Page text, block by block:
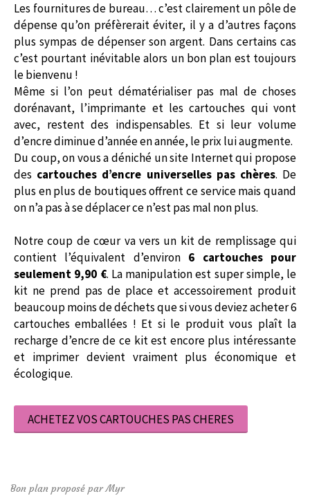
Les fournitures de bureau… c’est clairement un pôle de
dépense qu’on préfèrerait éviter, il y a d’autres façons
plus sympas de dépenser son argent. Dans certains cas
c’est pourtant inévitable alors un bon plan est toujours
le bienvenu !
Même si l’on peut dématérialiser pas mal de choses
dorénavant, l’imprimante et les cartouches qui vont
avec, restent des indispensables. Et si leur volume
d’encre diminue d’année en année, le prix lui augmente.
Du coup, on vous a déniché un site Internet qui propose
des cartouches d’encre universelles pas chères. De
plus en plus de boutiques offrent ce service mais quand
on n’a pas à se déplacer ce n’est pas mal non plus.
Notre coup de cœur va vers un kit de remplissage qui
contient l’équivalent d’environ 6 cartouches pour
seulement 9,90 €. La manipulation est super simple, le
kit ne prend pas de place et accessoirement produit
beaucoup moins de déchets que si vous deviez acheter 6
cartouches emballées ! Et si le produit vous plaît la
recharge d’encre de ce kit est encore plus intéressante
et imprimer devient vraiment plus économique et
écologique.
ACHETEZ VOS CARTOUCHES PAS CHERES
Bon plan proposé par Myr